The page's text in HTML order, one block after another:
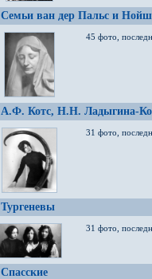
Семьи ван дер Пальс и
45 фото,
А.Ф. Котс, Н.Н. Ладыгина-
31 фото,
Тургеневы
31 фото,
Спасские